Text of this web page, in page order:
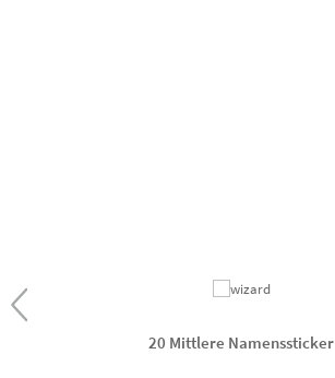
20 Mittlere Namenssticker